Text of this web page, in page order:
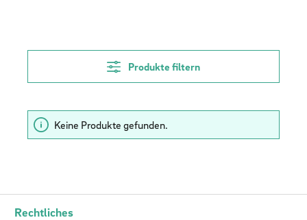
Produkte filtern
Keine Produkte gefunden.
Rechtliches